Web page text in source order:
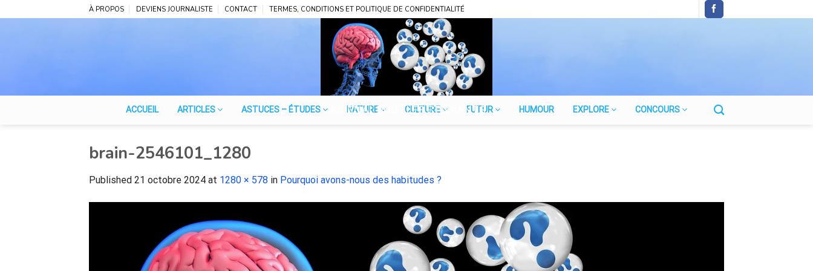
to
À PROPOS DEVIENS JOURNALISTE CONTACT TERMES, CONDITIONS ET POLITIQUE DE CONFIDENTIALITÉ
JOURNAL POUR LES ÉTUDIANTS
ACCUEIL ARTICLES ASTUCES – ÉTUDES NATURE CULTURE FUTUR HUMOUR EXPLORE CONCOURS
brain-2546101_1280
Published 21 octobre 2024 at 1280 × 578 in Pourquoi avons-nous des habitudes ?